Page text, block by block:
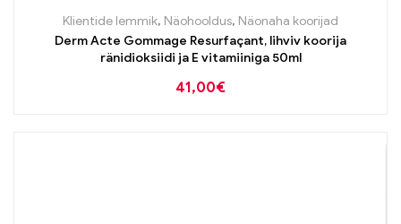
Klientide lemmik, Näohooldus, Näonaha koorijad
Derm Acte Gommage Resurfaçant, lihviv koorija
ränidioksiidi ja E vitamiiniga 50ml
41,00€